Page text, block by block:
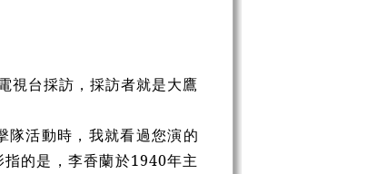
視台採訪，採訪者就是大鷹
活動時，我就看過您演的
的是，李香蘭於1940年主